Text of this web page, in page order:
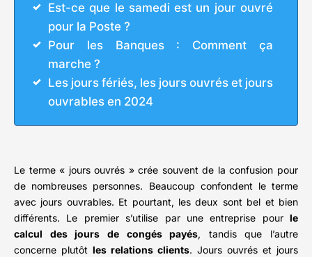
Est-ce que le samedi est un jour ouvré
pour la Poste ?
Pour les Banques : Comment ça
marche ?
Les jours fériés, les jours ouvrés et jours
ouvrables en 2024
Le terme « jours ouvrés » crée souvent de la confusion pour
de nombreuses personnes. Beaucoup confondent le terme
avec jours ouvrables. Et pourtant, les deux sont bel et bien
différents. Le premier s’utilise par une entreprise pour le
calcul des jours de congés payés, tandis que l’autre
concerne plutôt les relations clients. Jours ouvrés et jours